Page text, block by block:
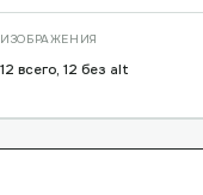
ИЗОБРАЖЕНИЯ
12 всего, 12 без alt